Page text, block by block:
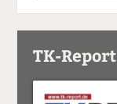
TK-Report